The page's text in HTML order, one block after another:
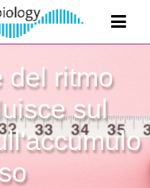
del ritmo
sul